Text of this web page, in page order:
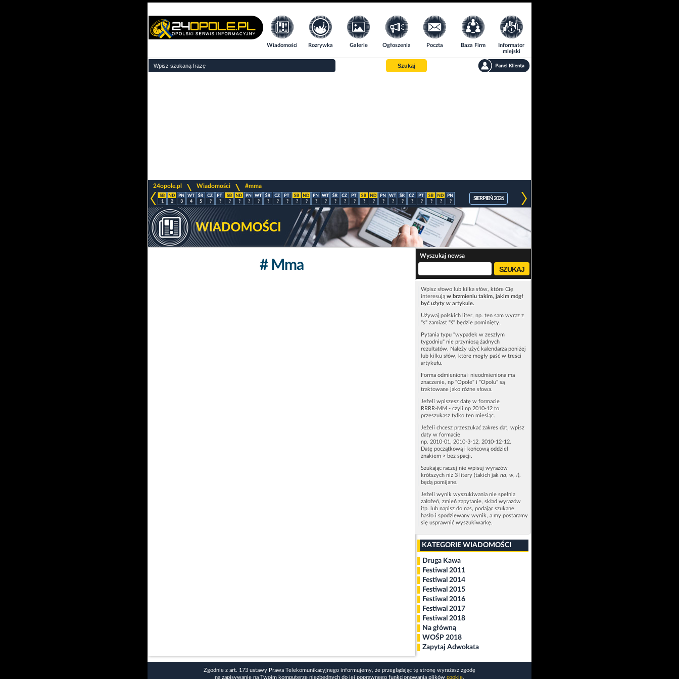
Wiadomości Rozrywka Galerie Ogłoszenia Poczta Baza Firm
Informator
miejski
Szukaj
24opole.pl Wiadomości #mma
1 2 3 4 5 ? ? ? ? ? ? ? ? ? ? ? ? ? ? ? ? ? ? ? ? ? ? ? ? ? ?
SIERPIEŃ 2026
# Mma
Wyszukaj newsa
Wpisz słowo lub kilka słów, które Cię
interesują w brzmieniu takim, jakim mógł
być użyty w artykule.
Używaj polskich liter, np. ten sam wyraz z
"s" zamiast "ś" będzie pominięty.
Pytania typu "wypadek w zeszłym
tygodniu" nie przyniosą żadnych
rezultatów. Należy użyć kalendarza poniżej
lub kilku słów, które mogły paść w treści
artykułu.
Forma odmieniona i nieodmieniona ma
znaczenie, np "Opole" i "Opolu" są
traktowane jako różne słowa.
Jeżeli wpiszesz datę w formacie
RRRR-MM - czyli np 2010-12 to
przeszukasz tylko ten miesiąc.
Jeżeli chcesz przeszukać zakres dat, wpisz
daty w formacie
np. 2010-01, 2010-3-12, 2010-12-12.
Datę początkową i końcową oddziel
znakiem > bez spacji.
Szukając raczej nie wpisuj wyrazów
krótszych niż 3 litery (takich jak na, w, i),
będą pomijane.
Jeżeli wynik wyszukiwania nie spełnia
założeń, zmień zapytanie, skład wyrazów
itp. lub napisz do nas, podając szukane
hasło i spodziewany wynik, a my postaramy
się usprawnić wyszukiwarkę.
KATEGORIE WIADOMOŚCI
Druga Kawa
Festiwal 2011
Festiwal 2014
Festiwal 2015
Festiwal 2016
Festiwal 2017
Festiwal 2018
Na główną
WOŚP 2018
Zapytaj Adwokata
Zgodnie z art. 173 ustawy Prawa Telekomunikacyjnego informujemy, że przeglądając tę stronę wyrażasz zgodę
na zapisywanie na Twoim komputerze niezbędnych do jej poprawnego funkcjonowania plików cookie.